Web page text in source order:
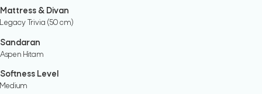
Mattress & Divan
Legacy Trivia (50 cm)
Sandaran
Aspen Hitam
Softness Level
Medium